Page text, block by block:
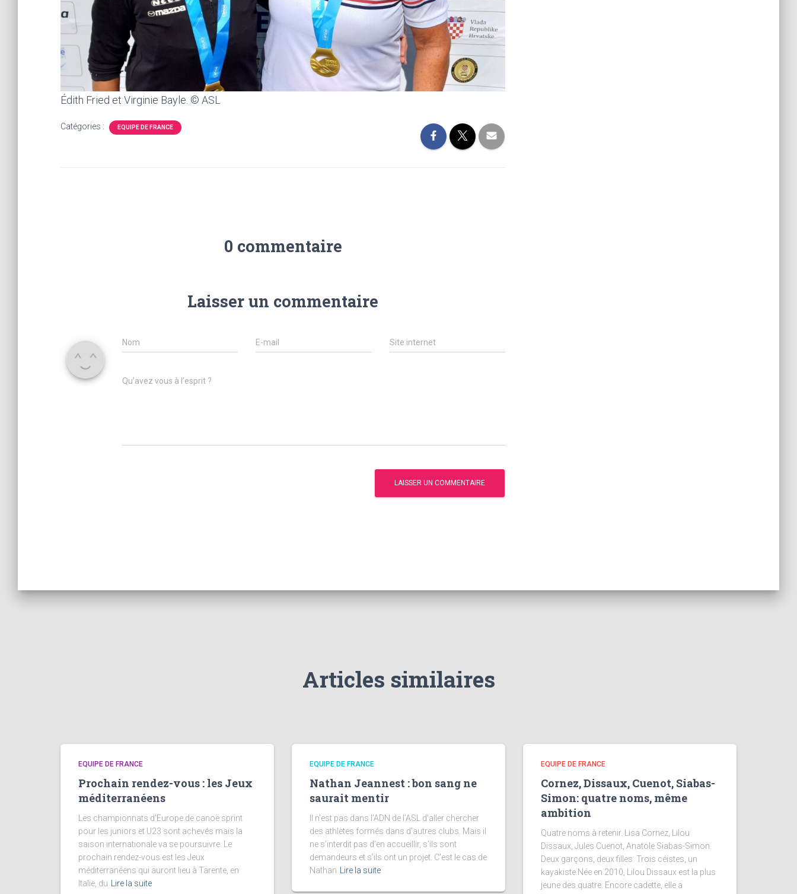
Édith Fried et Virginie Bayle. © ASL
Catégories : EQUIPE DE FRANCE
0 commentaire
Laisser un commentaire
Nom E-mail Site internet
Qu’avez vous à l’esprit ?
Articles similaires
EQUIPE DE FRANCE
Prochain rendez-vous : les Jeux
méditerranéens
Les championnats d’Europe de canoë sprint
pour les juniors et U23 sont achevés mais la
saison internationale va se poursuivre. Le
prochain rendez-vous est les Jeux
méditerranéens qui auront lieu à Tarente, en
Italie, du Lire la suite
EQUIPE DE FRANCE
Nathan Jeannest : bon sang ne
saurait mentir
Il n’est pas dans l’ADN de l’ASL d’aller chercher
des athlètes formés dans d’autres clubs. Mais il
ne s’interdit pas d’en accueillir, s’ils sont
demandeurs et s’ils ont un projet. C’est le cas de
Nathan Lire la suite
EQUIPE DE FRANCE
Cornez, Dissaux, Cuenot, Siabas-
Simon: quatre noms, même
ambition
Quatre noms à retenir. Lisa Cornez, Lilou
Dissaux, Jules Cuenot, Anatole Siabas-Simon.
Deux garçons, deux filles. Trois céistes, un
kayakiste.Née en 2010, Lilou Dissaux est la plus
jeune des quatre. Encore cadette, elle a